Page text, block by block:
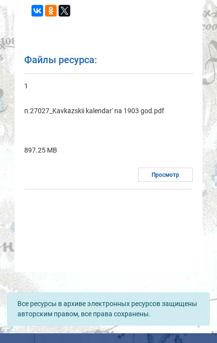
Файлы ресурса:
1
п.27027_Kavkazskii kalendar' na 1903 god.pdf
897.25 MB
Просмотр
Все ресурсы в архиве электронных ресурсов защищены
авторским правом, все права сохранены.